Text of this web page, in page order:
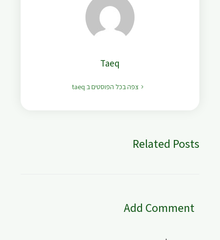
Taeq
צפה בכל הפוסטים ב taeq
Related Posts
Add Comment